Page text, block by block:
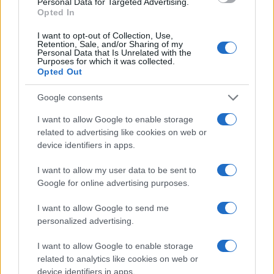
Opted In
I want to opt-out of Collection, Use,
Retention, Sale, and/or Sharing of my
Personal Data that Is Unrelated with the
Purposes for which it was collected.
Opted Out
Google consents
I want to allow Google to enable storage
related to advertising like cookies on web or
device identifiers in apps.
I want to allow my user data to be sent to
Google for online advertising purposes.
I want to allow Google to send me
personalized advertising.
I want to allow Google to enable storage
related to analytics like cookies on web or
device identifiers in apps.
Objetivos
Metodologia
Duração
Formador
Business Case
Objetivos da formação Facilitação da Mudança com
Lego® Serious Play
Identificar os diferentes tipos de mudança e as suas
consequências
Utilizar estratégias de gestão das emoções e de preocupações
Reconhecer as várias barreiras à mudança e utilizar estratégias
para as ultrapassar
em processos de mudança
Utilizar estratégias de gestão/mediação de conflitos ligados a
processos de mudança
Utilizar ferramentas para promover, estimular e implementar a
mudança nas equipas que integra e/ou lidera